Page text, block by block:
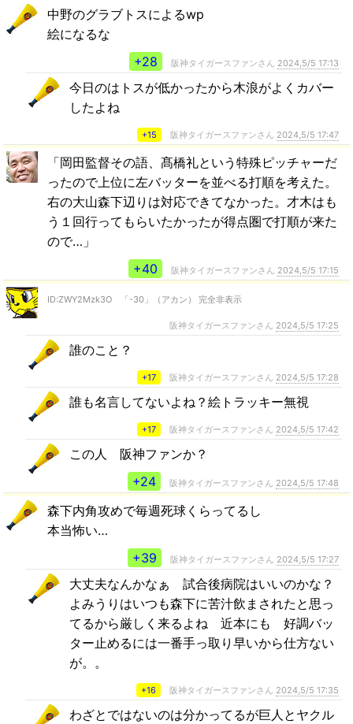
中野のグラブトスによるwp
絵になるな
+28
阪神タイガースファンさん 2024,5/5 17:13
今日のはトスが低かったから木浪がよくカバー
したよね
+15 阪神タイガースファンさん 2024,5/5 17:47
「岡田監督その語、髙橋礼という特殊ピッチャーだ
ったので上位に左バッターを並べる打順を考えた。
右の大山森下辺りは対応できてなかった。才木はも
う１回行ってもらいたかったが得点圏で打順が来た
ので…」
+40
阪神タイガースファンさん 2024,5/5 17:15
ID:ZWY2Mzk3O 「-30」（アカン） 完全非表示
阪神タイガースファンさん 2024,5/5 17:25
誰のこと？
+17 阪神タイガースファンさん 2024,5/5 17:28
誰も名言してないよね？絵トラッキー無視
+17 阪神タイガースファンさん 2024,5/5 17:42
この人 阪神ファンか？
+24
阪神タイガースファンさん 2024,5/5 17:48
森下内角攻めで毎週死球くらってるし
本当怖い…
+39
阪神タイガースファンさん 2024,5/5 17:27
大丈夫なんかなぁ 試合後病院はいいのかな？
よみうりはいつも森下に苦汁飲まされたと思っ
てるから厳しく来るよね 近本にも 好調バッ
ター止めるには一番手っ取り早いから仕方ない
が。。
+16 阪神タイガースファンさん 2024,5/5 17:35
わざとではないのは分かってるが巨人とヤクル